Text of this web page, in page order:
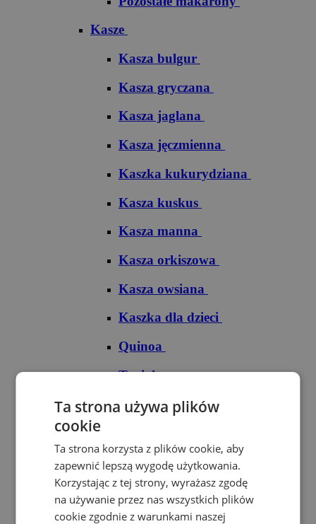
Kasze
Kasza bulgur
Kasza gryczana
Kasza jaglana
Kasza jęczmienna
Kaszka kukurydziana
Kasza kuskus
Kasza manna
Kasza orkiszowa
Kasza owsiana
Kaszka dla dzieci
Quinoa
Tapioka
Ryże
Ryż basmati
Ryż biały
Ryż brązowy
Ta strona używa plików
cookie
Ta strona korzysta z plików cookie, aby
zapewnić lepszą wygodę użytkowania.
Korzystając z tej strony, wyrażasz zgodę
na używanie przez nas wszystkich plików
cookie zgodnie z warunkami naszej